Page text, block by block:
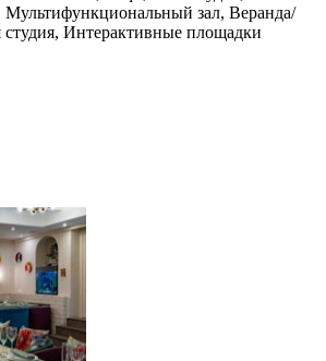
зал, Веранда/
студия, Интерактивные площадки